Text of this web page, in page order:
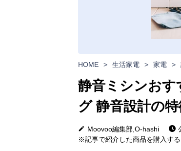
HOME > 生活家電 > 家電 >
静音ミシンおす
グ 静音設計の
Moovoo編集部,O-hashi
※記事で紹介した商品を購入す